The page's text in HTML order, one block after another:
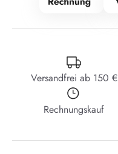
Versandfrei ab 150 €
Rechnungskauf